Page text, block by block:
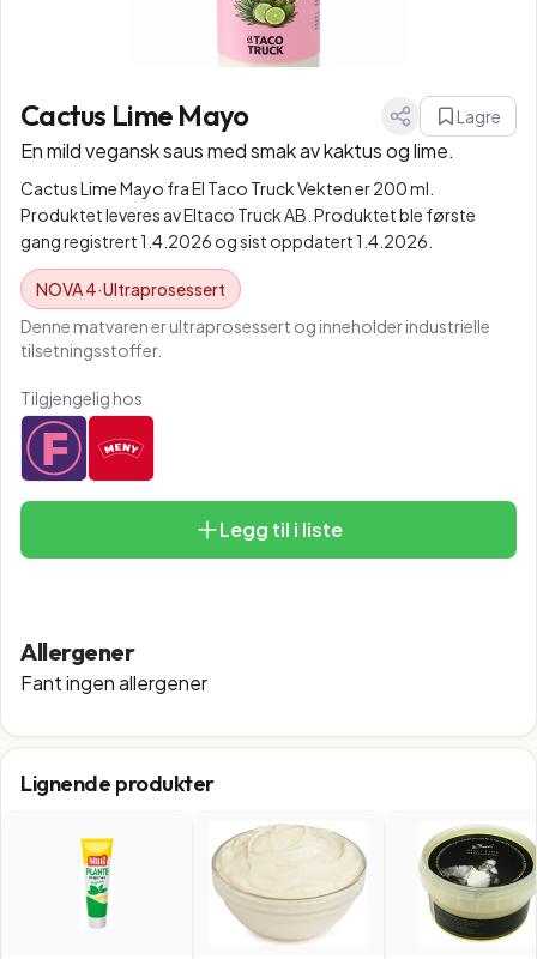
Cactus Lime Mayo Lagre
En mild vegansk saus med smak av kaktus og lime.
Cactus Lime Mayo fra El Taco Truck Vekten er 200 ml.
Produktet leveres av Eltaco Truck AB. Produktet ble første
gang registrert 1.4.2026 og sist oppdatert 1.4.2026.
NOVA4·Ultraprosessert
Denne matvaren er ultraprosessert og inneholder industrielle
tilsetningsstoffer.
Tilgjengelig hos
Legg til i liste
Allergener
Fant ingen allergener
Lignende produkter